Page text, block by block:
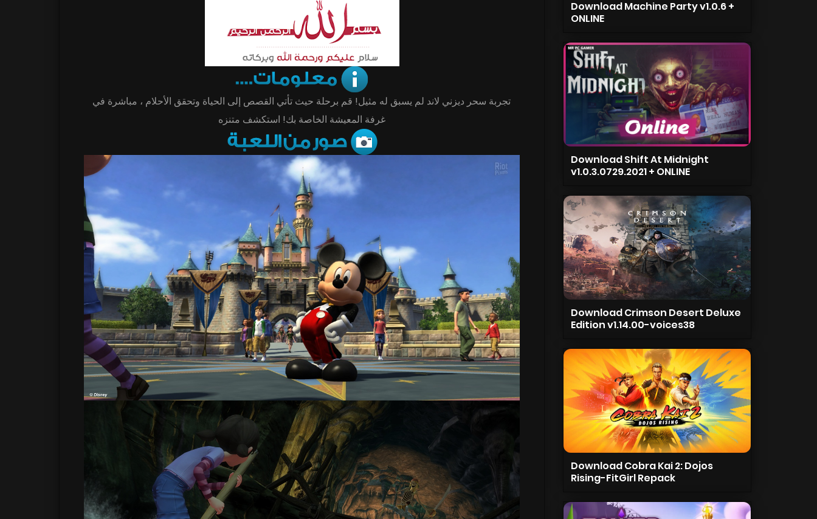
تجربة سحر ديزني لاند لم يسبق له مثيل! قم برحلة حيث تأتي القصص إلى الحياة وتحقق الأحلام ، مباشرة في
غرفة المعيشة الخاصة بك! استكشف متنزه
Download Machine Party v1.0.6 +
ONLINE
Download Shift At Midnight
v1.0.3.0729.2021 + ONLINE
Download Crimson Desert Deluxe
Edition v1.14.00-voices38
Download Cobra Kai 2: Dojos
Rising-FitGirl Repack